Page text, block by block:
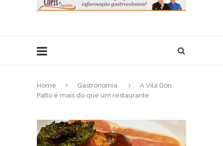
Home Gastronomia
A Vila Don
Patto é mais do que um restaurante.